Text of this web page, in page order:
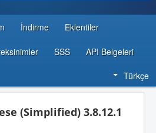
İndirme Eklentiler
SSS API Belgeleri
Türkçe
(Simplified) 3.8.12.1